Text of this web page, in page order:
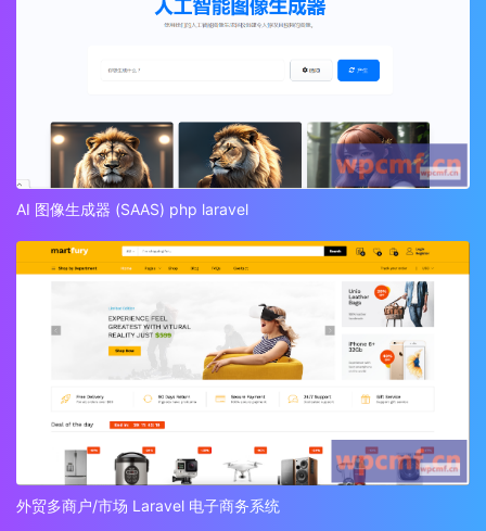
AI 图像生成器 (SAAS) php laravel
外贸多商户/市场 Laravel 电子商务系统